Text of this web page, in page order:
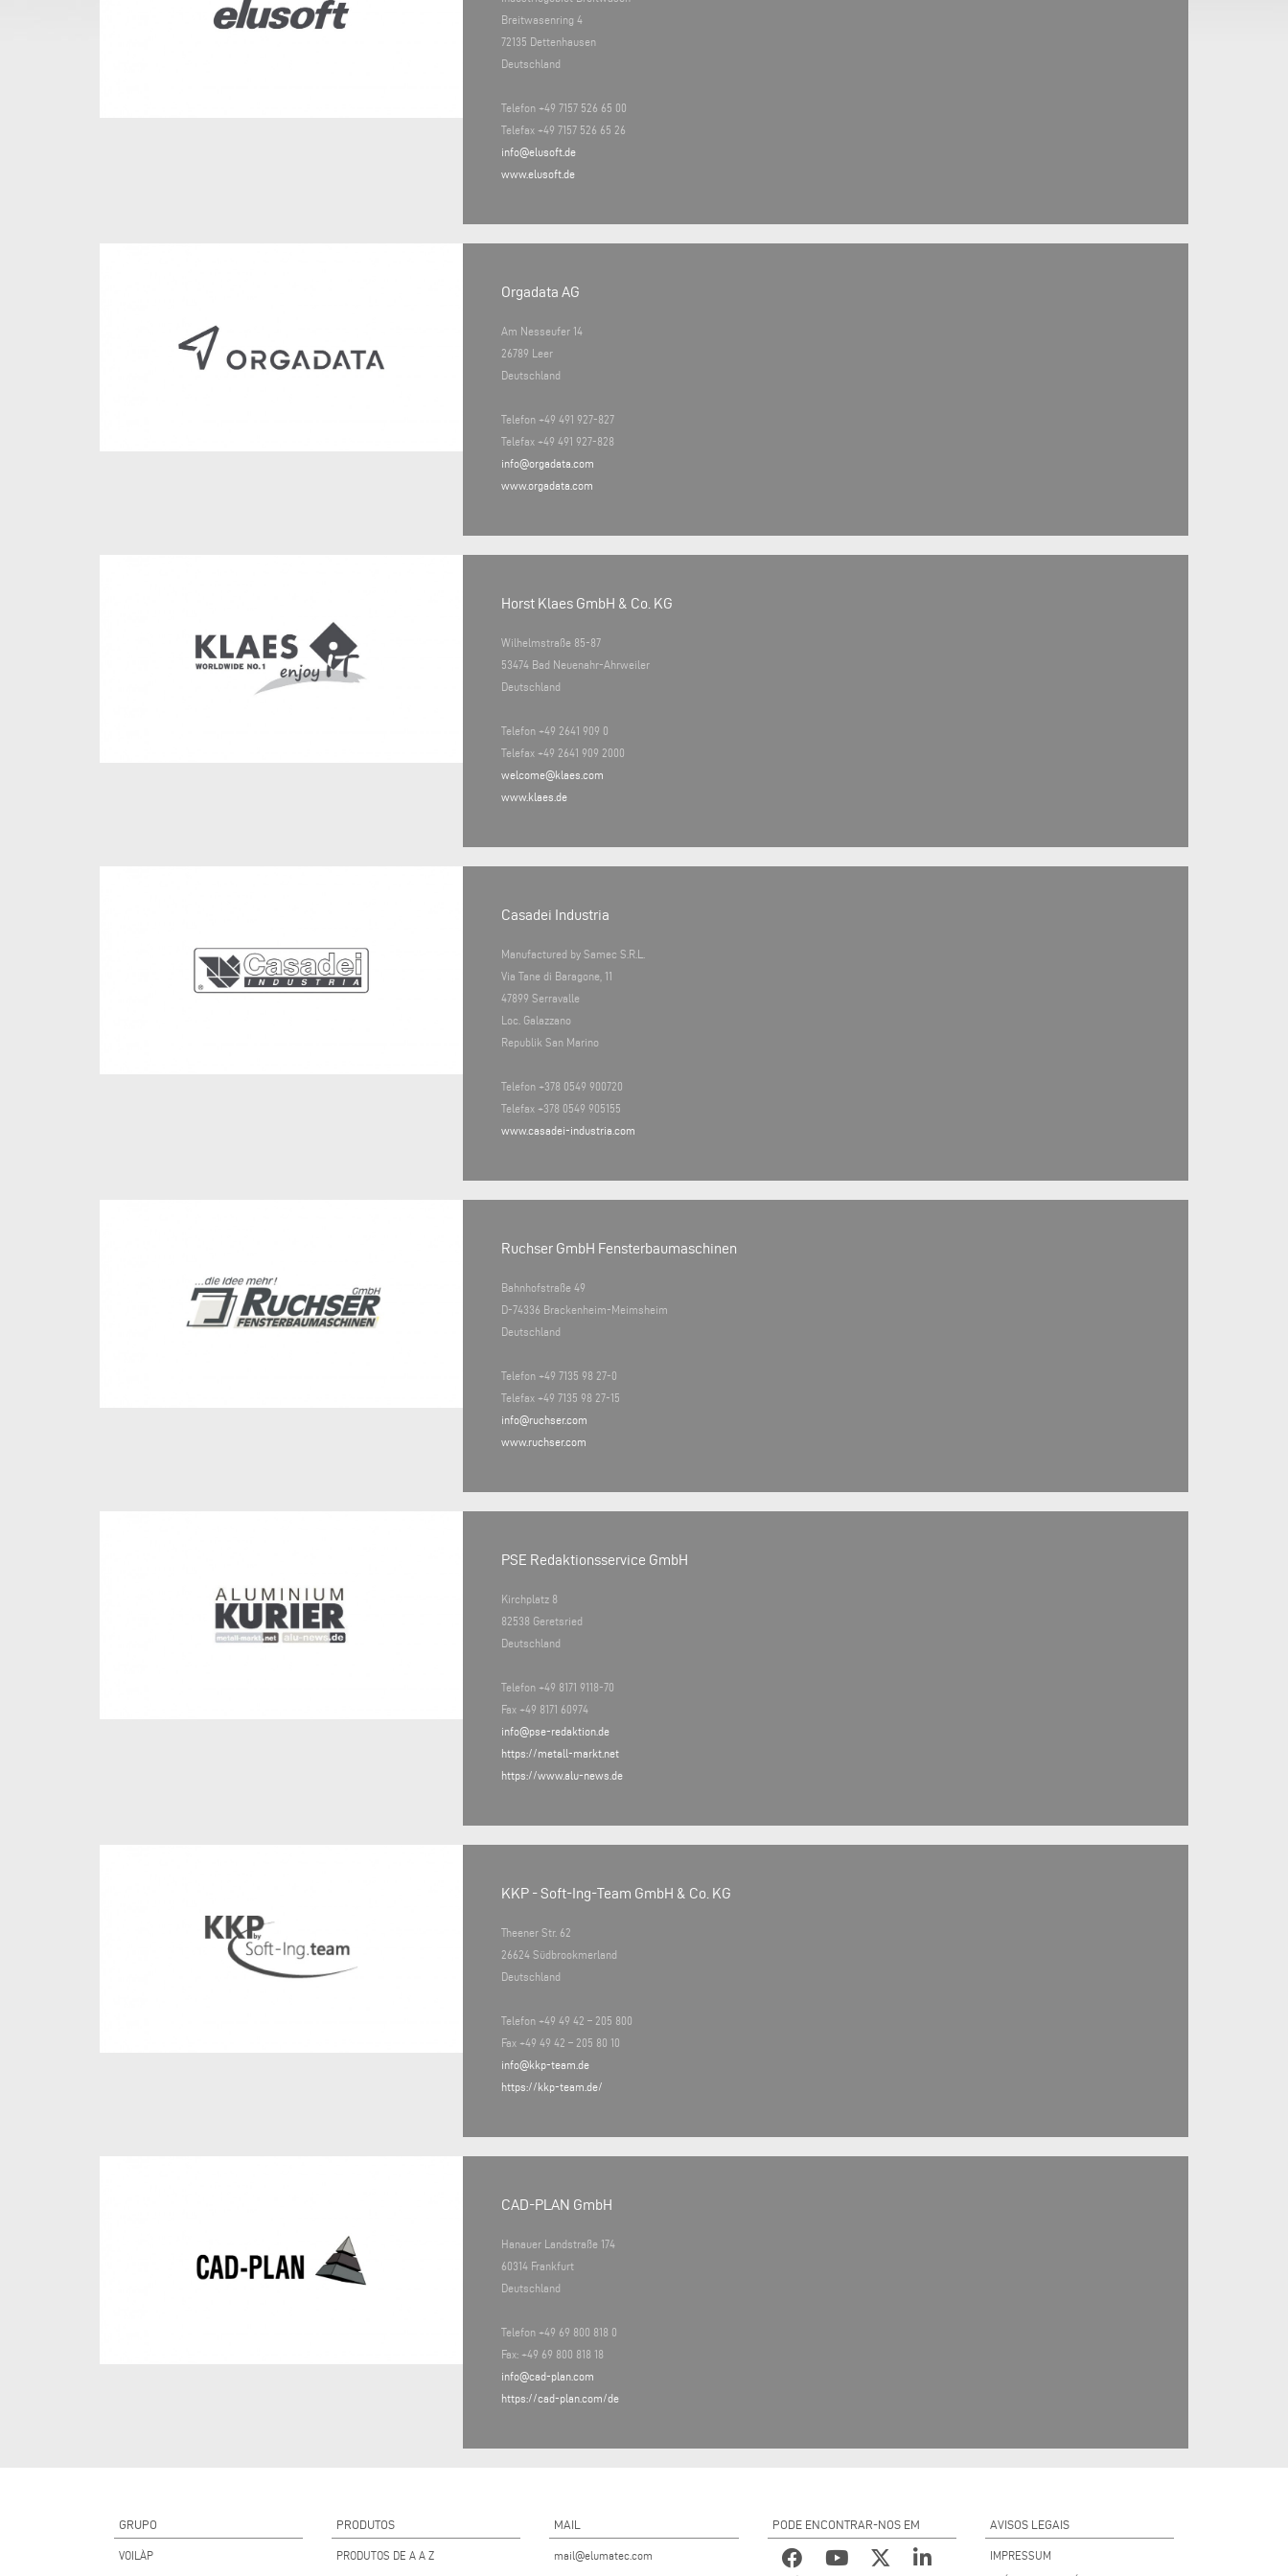
Breitwasenring 4
72135 Dettenhausen
Deutschland
Telefon +49 7157 526 65 00
Telefax +49 7157 526 65 26
info@elusoft.de
www.elusoft.de
Orgadata AG
Am Nesseufer 14
26789 Leer
Deutschland
Telefon +49 491 927-827
Telefax +49 491 927-828
info@orgadata.com
www.orgadata.com
Horst Klaes GmbH & Co. KG
Wilhelmstraße 85-87
53474 Bad Neuenahr-Ahrweiler
Deutschland
Telefon +49 2641 909 0
Telefax +49 2641 909 2000
welcome@klaes.com
www.klaes.de
Casadei Industria
Manufactured by Samec S.R.L.
Via Tane di Baragone, 11
47899 Serravalle
Loc. Galazzano
Republik San Marino
Telefon +378 0549 900720
Telefax +378 0549 905155
www.casadei-industria.com
Ruchser GmbH Fensterbaumaschinen
Bahnhofstraße 49
D-74336 Brackenheim-Meimsheim
Deutschland
Telefon +49 7135 98 27-0
Telefax +49 7135 98 27-15
info@ruchser.com
www.ruchser.com
PSE Redaktionsservice GmbH
Kirchplatz 8
82538 Geretsried
Deutschland
Telefon +49 8171 9118-70
Fax +49 8171 60974
info@pse-redaktion.de
https://metall-markt.net
https://www.alu-news.de
KKP - Soft-Ing-Team GmbH & Co. KG
Theener Str. 62
26624 Südbrookmerland
Deutschland
Telefon +49 49 42 – 205 800
Fax +49 49 42 – 205 80 10
info@kkp-team.de
https://kkp-team.de/
CAD-PLAN GmbH
Hanauer Landstraße 174
60314 Frankfurt
Deutschland
Telefon +49 69 800 818 0
Fax: +49 69 800 818 18
info@cad-plan.com
https://cad-plan.com/de
GRUPO
VOILÀP
PRODUTOS
PRODUTOS DE A A Z
MAIL
mail@elumatec.com
PODE ENCONTRAR-NOS EM AVISOS LEGAIS
IMPRESSUM